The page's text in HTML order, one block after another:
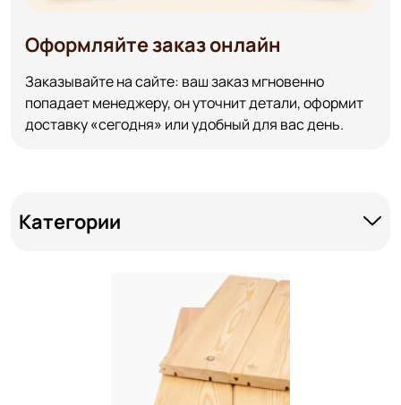
Оформляйте заказ онлайн
Заказывайте на сайте: ваш заказ мгновенно
попадает менеджеру, он уточнит детали, оформит
доставку «сегодня» или удобный для вас день.
Категории